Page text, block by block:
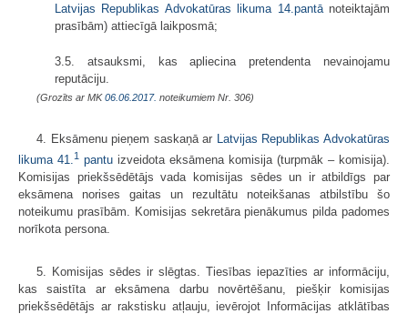
Latvijas Republikas Advokatūras likuma 14.pantānoteiktajām
prasībām) attiecīgā laikposmā;
3.5. atsauksmi, kas apliecina pretendenta nevainojamu
reputāciju.
(Grozīts ar MK06.06.2017. noteikumiem Nr. 306)
4. Eksāmenu pieņem saskaņā ar Latvijas Republikas Advokatūras
likuma 41. 1 pantu izveidota eksāmena komisija (turpmāk – komisija).
Komisijas priekšsēdētājs vada komisijas sēdes un ir atbildīgs par
eksāmena norises gaitas un rezultātu noteikšanas atbilstību šo
noteikumu prasībām. Komisijas sekretāra pienākumus pilda padomes
norīkota persona.
5. Komisijas sēdes ir slēgtas. Tiesības iepazīties ar informāciju,
kas saistīta ar eksāmena darbu novērtēšanu, piešķir komisijas
priekšsēdētājs ar rakstisku atļauju, ievērojot Informācijas atklātības